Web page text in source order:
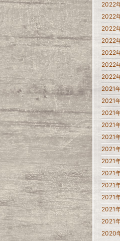
2022
2022
2022
2022
2022
2022
2022
2021
2021
2021
2021
2021
2021
2021
2021
2021
2021
2021
2021
2020